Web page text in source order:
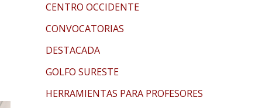
CENTRO OCCIDENTE
CONVOCATORIAS
DESTACADA
GOLFO SURESTE
HERRAMIENTAS PARA PROFESORES